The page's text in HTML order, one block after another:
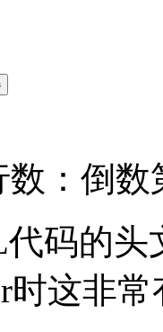
：倒
码的
时这非常